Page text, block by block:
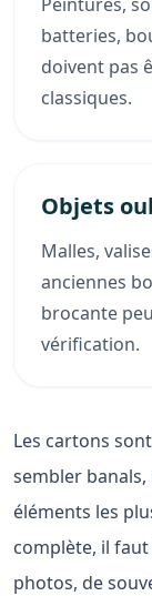
batteries,
doivent pas
classiques.
Objets
Malles,
anciennes
brocante
vérification.
Les cartons
sembler
éléments les
complète, il
photos, de